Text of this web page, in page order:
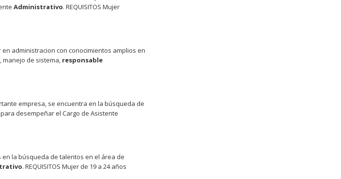
Administrativo. REQUISITOS Mujer
administracion con conocimientos amplios en
manejo de sistema, responsable
empresa, se encuentra en la búsqueda de
desempeñar el Cargo de Asistente
en la búsqueda de talentos en el área de
. REQUISITOS Mujer de 19 a 24 años